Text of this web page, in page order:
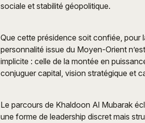
sociale et stabilité géopolitique.
Que cette présidence soit confiée, pour
personnalité issue du Moyen-Orient
implicite : celle de la montée en
conjuguer capital, vision stratégique et
Le parcours de Khaldoon Al Mubarak
une forme de leadership discret mais